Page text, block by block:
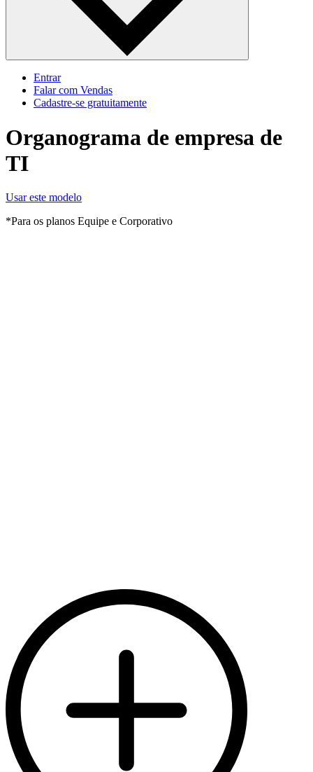
Entrar
Falar com Vendas
Cadastre‐se gratuitamente
Organograma de empresa de
TI
Usar este modelo
*Para os planos Equipe e Corporativo